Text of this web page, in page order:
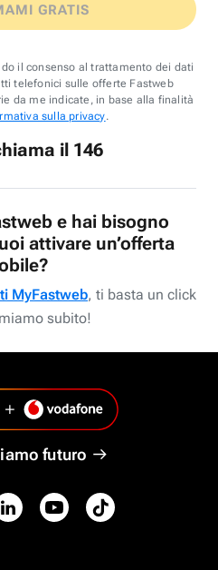
GRATIS
il consenso al trattamento dei dati
telefonici sulle offerte Fastweb
da me indicate, in base alla finalità
sulla privacy.
il 146
e hai bisogno
MyFastweb, ti basta un click
subito!
futuro